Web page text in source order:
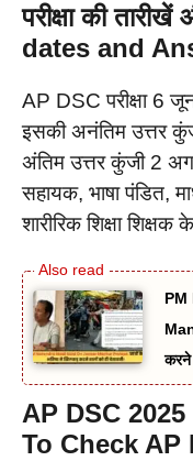
परीक्षा की
dates and
AP DSC परीक्षा 6
इसकी अनंतिम उत्तर
अंतिम उत्तर कुंजी 2
सहायक, भाषा पंडित,
शारीरिक शिक्षा
करने
AP DSC
To Check AP